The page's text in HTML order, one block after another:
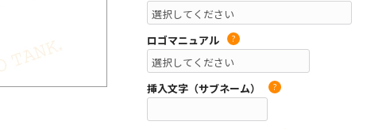
ロゴマニュアル ?
挿入文字（サブネーム） ?